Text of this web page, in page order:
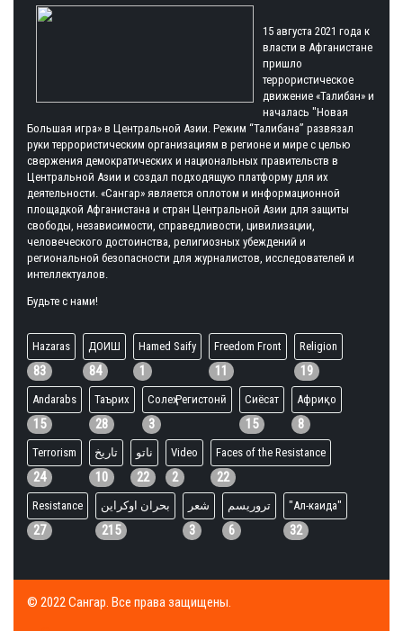
15 августа 2021 года к
власти в Афганистане
пришло
террористическое
движение «Талибан» и
началась "Новая
Большая игра» в Центральной Азии. Режим “Талибана” развязал
руки террористическим организациям в регионе и мире с целью
свержения демократических и национальных правительств в
Центральной Азии и создал подходящую платформу для их
деятельности. «Сангар» является оплотом и информационной
площадкой Афганистана и стран Центральной Азии для защиты
свободы, независимости, справедливости, цивилизации,
человеческого достоинства, религиозных убеждений и
региональной безопасности для журналистов, исследователей и
интеллектуалов.
Будьте с нами!
Hazaras
83
ДОИШ
84
Hamed Saify
1
Freedom Front
11
Religion
19
Andarabs
15
Таърих
28
Солеҳ Регистонӣ
3
Сиёсат
15
Африқо
8
Terrorism
24
تاریخ
10
ناتو
22
Video
2
Faces of the Resistance
22
Resistance
27
بحران اوکراین
215
شعر
3
تروریسم
6
"Ал-каида"
32
© 2022 Сангар. Все права защищены.